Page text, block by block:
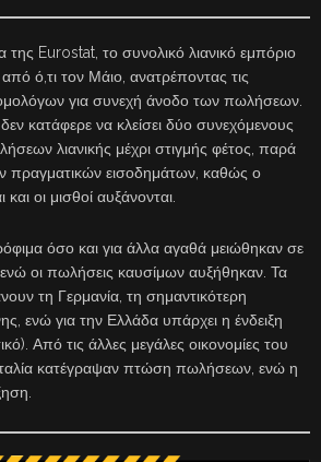
της Eurostat, το συνολικό λιανικό εμπόριο
ό,τι τον Μάιο, ανατρέποντας τις
για συνεχή άνοδο των πωλήσεων.
κατάφερε να κλείσει δύο συνεχόμενους
λιανικής μέχρι στιγμής φέτος, παρά
πραγματικών εισοδημάτων, καθώς ο
οι μισθοί αυξάνονται.
όσο και για άλλα αγαθά μειώθηκαν σε
οι πωλήσεις καυσίμων αυξήθηκαν. Τα
τη Γερμανία, τη σημαντικότερη
ενώ για την Ελλάδα υπάρχει η ένδειξη
Από τις άλλες μεγάλες οικονομίες του
κατέγραψαν πτώση πωλήσεων, ενώ η